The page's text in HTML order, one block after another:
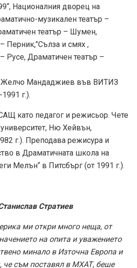
Националния дворец на
музикален театър –
театър – Шумен,
Перник,”Сълза и смях ,
Русе, Драматичен театър –
Желчо Мандаджиев във ВИТИЗ
г.).
като педагог и режисьор. Чете
Ню Хейвън,
г.). Преподава режисура и
в Драматичната школа на
Мелън“ в Питсбърг (от 1991 г.).
Стратиев
ми откри много неща, от
на опита и уважението
минало в Източна Европа и
че съм поставял в МХАТ, беше